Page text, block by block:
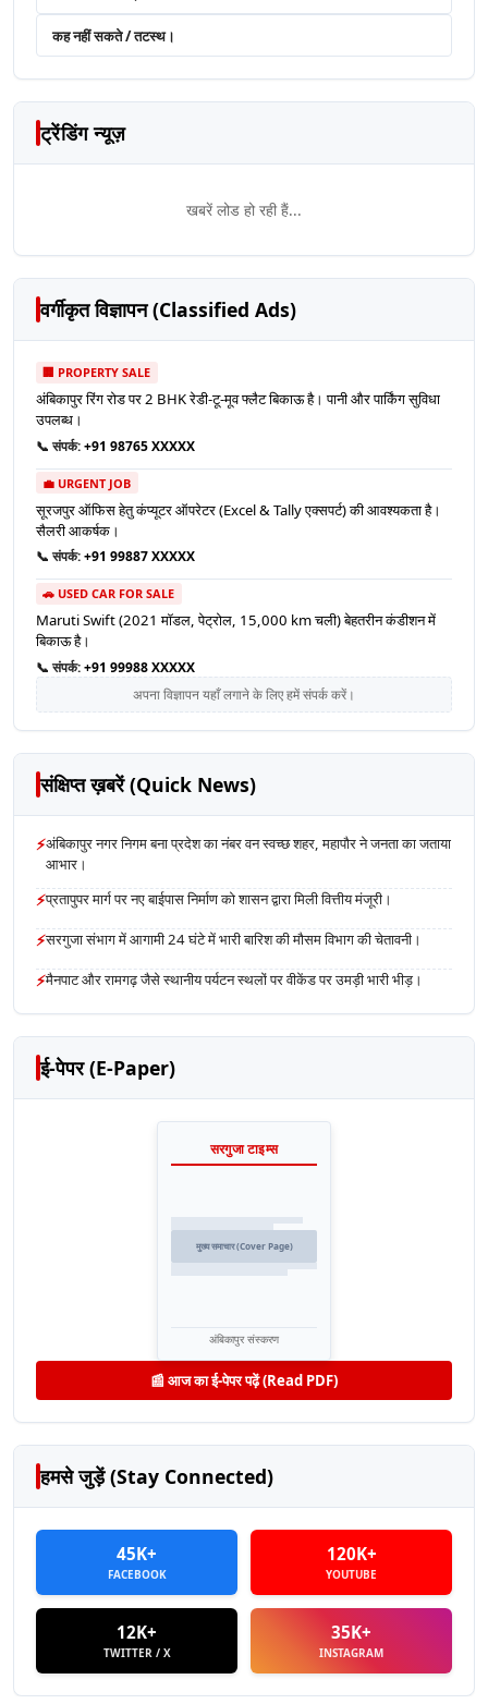
कह नहीं सकते / तटस्थ।
ट्रेंडिंग न्यूज़
खबरें लोड हो रही हैं...
वर्गीकृत विज्ञापन (Classified Ads)
🏢 PROPERTY SALE
अंबिकापुर रिंग रोड पर 2 BHK रेडी-टू-मूव फ्लैट बिकाऊ है। पानी और पार्किंग सुविधा
उपलब्ध।
📞 संपर्क:+91 98765 XXXXX
💼 URGENT JOB
सूरजपुर ऑफिस हेतु कंप्यूटर ऑपरेटर (Excel & Tally एक्सपर्ट) की आवश्यकता है।
सैलरी आकर्षक।
📞 संपर्क:+91 99887 XXXXX
🚗 USED CAR FOR SALE
Maruti Swift (2021 मॉडल, पेट्रोल, 15,000 km चली) बेहतरीन कंडीशन में
बिकाऊ है।
📞 संपर्क:+91 99988 XXXXX
अपना विज्ञापन यहाँ लगाने के लिए हमें संपर्क करें।
संक्षिप्त ख़बरें (Quick News)
⚡अंबिकापुर नगर निगम बना प्रदेश का नंबर वन स्वच्छ शहर, महापौर ने जनता का जताया
आभार।
⚡प्रतापुपर मार्ग पर नए बाईपास निर्माण को शासन द्वारा मिली वित्तीय मंजूरी।
⚡सरगुजा संभाग में आगामी 24 घंटे में भारी बारिश की मौसम विभाग की चेतावनी।
⚡मैनपाट और रामगढ़ जैसे स्थानीय पर्यटन स्थलों पर वीकेंड पर उमड़ी भारी भीड़।
ई-पेपर (E-Paper)
सरगुजा टाइम्स
मुख्य समाचार (Cover Page)
अंबिकापुर संस्करण
📰 आज का ई-पेपर पढ़ें (Read PDF)
हमसे जुड़ें (Stay Connected)
45K+
FACEBOOK
120K+
YOUTUBE
12K+
TWITTER / X
35K+
INSTAGRAM